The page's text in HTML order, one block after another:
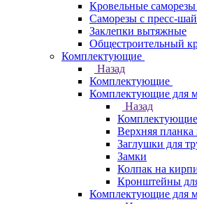
Кровельные саморезы
Саморезы с пресс-
Заклепки вытяжные
Общестроительный
Комплектующие
Назад
Комплектующие
Комплектующие для
Назад
Комплектующие
Верхняя планка
Заглушки для
Замки
Колпак на
Кронштейны
Комплектующие для